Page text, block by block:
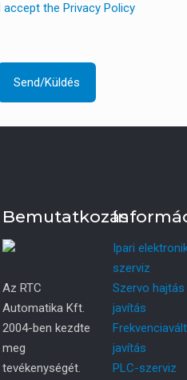
accept the Privacy Policy
Bemutatkozás
Az RTC
Automatika Kft.
2004-ben kezdte
meg
tevékenységét.
Ipari
szerviz
Szervo hajtás
javítás
javítás
PLC-szerviz